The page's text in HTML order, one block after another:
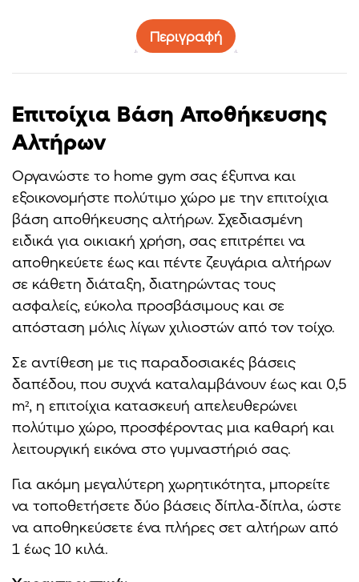
Περιγραφή
Επιτοίχια Βάση Αποθήκευσης
Αλτήρων
Οργανώστε το home gym σας έξυπνα και
εξοικονομήστε πολύτιμο χώρο με την επιτοίχια
βάση αποθήκευσης αλτήρων. Σχεδιασμένη
ειδικά για οικιακή χρήση, σας επιτρέπει να
αποθηκεύετε έως και πέντε ζευγάρια αλτήρων
σε κάθετη διάταξη, διατηρώντας τους
ασφαλείς, εύκολα προσβάσιμους και σε
απόσταση μόλις λίγων χιλιοστών από τον τοίχο.
Σε αντίθεση με τις παραδοσιακές βάσεις
δαπέδου, που συχνά καταλαμβάνουν έως και 0,5
m², η επιτοίχια κατασκευή απελευθερώνει
πολύτιμο χώρο, προσφέροντας μια καθαρή και
λειτουργική εικόνα στο γυμναστήριό σας.
Για ακόμη μεγαλύτερη χωρητικότητα, μπορείτε
να τοποθετήσετε δύο βάσεις δίπλα-δίπλα, ώστε
να αποθηκεύσετε ένα πλήρες σετ αλτήρων από
1 έως 10 κιλά.